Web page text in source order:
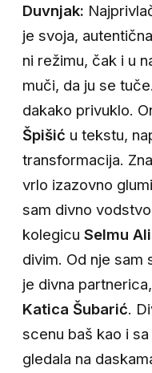
Duvnjak:
je svoja,
ni režimu, čak i u
muči, da ju se
dakako privuklo.
Špišić u tekstu,
transformacija.
vrlo izazovno
sam divno
kolegicuSelmu
divim. Od nje sam
je divna
Katica Šubarić.
scenu baš kao i
gledala na